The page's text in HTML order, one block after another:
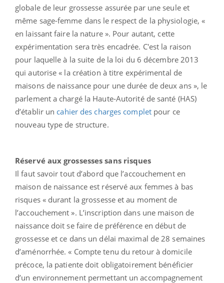
globale de leur grossesse assurée par une seule et
même sage-femme dans le respect de la physiologie, «
en laissant faire la nature ». Pour autant, cette
expérimentation sera très encadrée. C'est la raison
pour laquelle à la suite de la loi du 6 décembre 2013
qui autorise « la création à titre expérimental de
maisons de naissance pour une durée de deux ans », le
parlement a chargé la Haute-Autorité de santé (HAS)
d’établir un cahier des charges complet pour ce
nouveau type de structure.
Réservé aux grossesses sans risques
Il faut savoir tout d’abord que l’accouchement en
maison de naissance est réservé aux femmes à bas
risques « durant la grossesse et au moment de
l’accouchement ». L’inscription dans une maison de
naissance doit se faire de préférence en début de
grossesse et ce dans un délai maximal de 28 semaines
d’aménorrhée. « Compte tenu du retour à domicile
précoce, la patiente doit obligatoirement bénéficier
d’un environnement permettant un accompagnement